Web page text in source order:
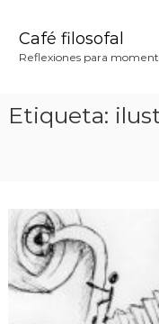
Café filosofal
Reflexiones para
Etiqueta: